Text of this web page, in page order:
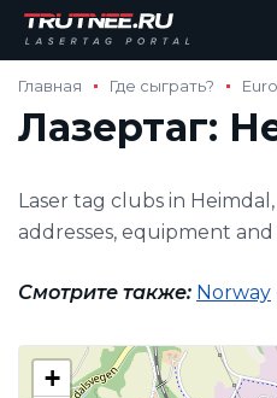
Главная Где сыграть?
Лазертаг:
Laser tag clubs in
addresses, equipment
Смотрите также: Norway
+